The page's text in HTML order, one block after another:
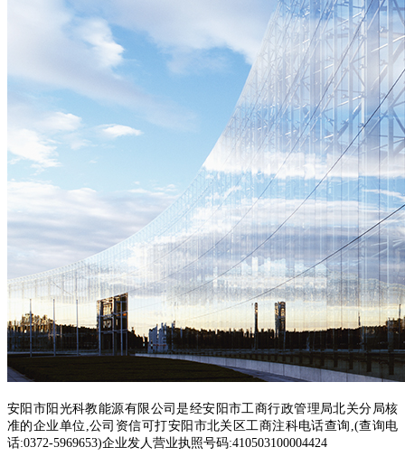
安阳市阳光科教能源有限公司是经安阳市工商行政管理局北关分局核
准的企业单位,公司资信可打安阳市北关区工商注科电话查询,(查询电
话:0372-5969653)企业发人营业执照号码:410503100004424